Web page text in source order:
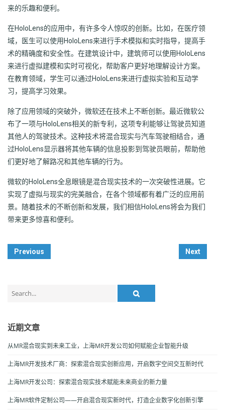
来的乐趣和便利。
在HoloLens的应用中，有许多令人惊叹的创新。比如，在医疗领
域，医生可以使用HoloLens来进行手术模拟和实时指导，提高手
术的精确度和安全性。在建筑设计中，建筑师可以使用HoloLens
来进行虚拟建模和实时可视化，帮助客户更好地理解设计方案。
在教育领域，学生可以通过HoloLens来进行虚拟实验和互动学
习，提高学习效果。
除了应用领域的突破外，微软还在技术上不断创新。最近微软公
布了一项与HoloLens相关的新专利，这项专利能够让驾驶员知道
其他人的驾驶技术。这种技术将混合现实与汽车驾驶相结合，通
过HoloLens显示器将其他车辆的信息投影到驾驶员眼前，帮助他
们更好地了解路况和其他车辆的行为。
微软的HoloLens全息眼镜是混合现实技术的一次突破性进展。它
实现了虚拟与现实的完美融合，在各个领域都有着广泛的应用前
景。随着技术的不断创新和发展，我们相信HoloLens将会为我们
带来更多惊喜和便利。
Post
Navigation
Previous Next
for:
近期文章
从MR混合现实到未来工业，上海MR开发公司如何赋能企业智能升级
上海MR开发技术厂商：探索混合现实创新应用，开启数字空间交互新时代
上海MR开发公司：探索混合现实技术赋能未来商业的新力量
上海MR软件定制公司——开启混合现实新时代，打造企业数字化创新引擎